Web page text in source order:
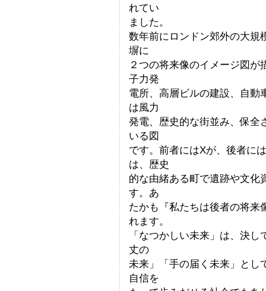
れてい
ました。
数年前にロンドン郊外の大規
塀に
２つの将来像のイメージ図
子力発
電所、高層ビルの建設、自動
は風力
発電、歴史的な街並み、保全
いる図
です。前者にはXが、後者に
は、歴史
的な由緒ある町で遺跡や文化
す。あ
たかも『私たちは後者の将来
れます。
「なつかしい未来」は、決
丈の
未来」「手の届く未来」とし
自信を